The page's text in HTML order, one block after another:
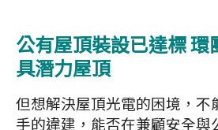
公有屋頂裝設已達標 環
具潛力屋頂
但想解決屋頂光電的困境，不
手的違建，能否在兼顧安全與